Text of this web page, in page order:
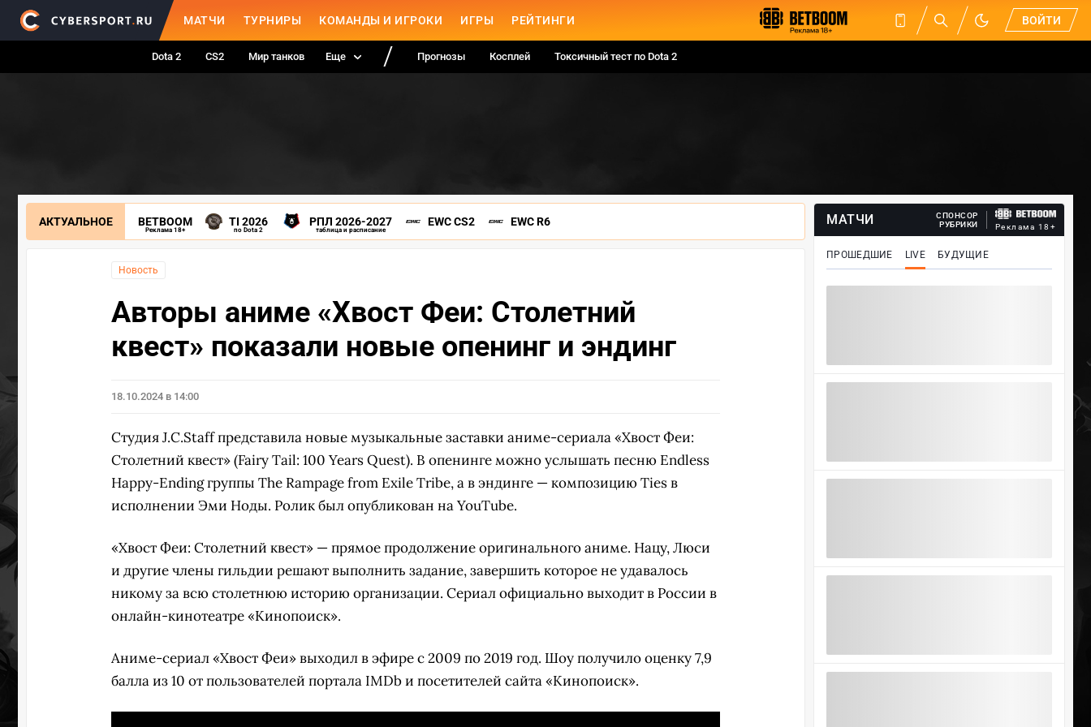
МАТЧИ ТУРНИРЫ КОМАНДЫ И ИГРОКИ ИГРЫ РЕЙТИНГИ ВОЙТИ
Dota 2 CS2 Мир танков Еще Прогнозы Косплей Токсичный тест по Dota 2
АКТУАЛЬНОЕ BETBOOM
Реклама 18+
TI 2026
по Dota 2
РПЛ 2026-2027
таблица и расписание
EWC CS2 EWC R6
Новость
Авторы аниме «Хвост Феи: Столетний
квест» показали новые опенинг и эндинг
18.10.2024 в 14:00
Студия J.C.Staff представила новые музыкальные заставки аниме-сериала «Хвост Феи:
Столетний квест» (Fairy Tail: 100 Years Quest). В опенинге можно услышать песню Endless
Happy-Ending группы The Rampage from Exile Tribe, а в эндинге — композицию Ties в
исполнении Эми Ноды. Ролик был опубликован на YouTube.
«Хвост Феи: Столетний квест» — прямое продолжение оригинального аниме. Нацу, Люси
и другие члены гильдии решают выполнить задание, завершить которое не удавалось
никому за всю столетнюю историю организации. Сериал официально выходит в России в
онлайн-кинотеатре «Кинопоиск».
Аниме-сериал «Хвост Феи» выходил в эфире с 2009 по 2019 год. Шоу получило оценку 7,9
балла из 10 от пользователей портала IMDb и посетителей сайта «Кинопоиск».
МАТЧИ
СПОНСОР
РУБРИКИ
Реклама 18+
ПРОШЕДШИЕ LIVE БУДУЩИЕ